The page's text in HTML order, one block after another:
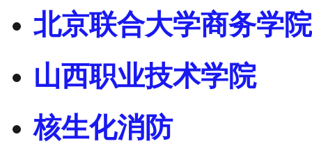
北京联合大学商务学院
山西职业技术学院
核生化消防